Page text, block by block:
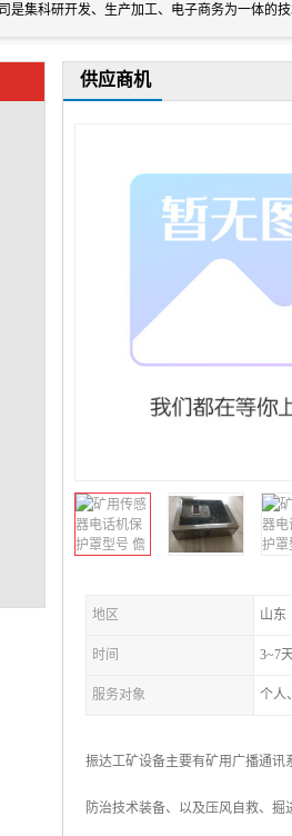
供应商机
地区 山东
时间 3~7
服务对象 个人
振达工矿设备主要有矿用广播通
防治技术装备、以及压风自救、